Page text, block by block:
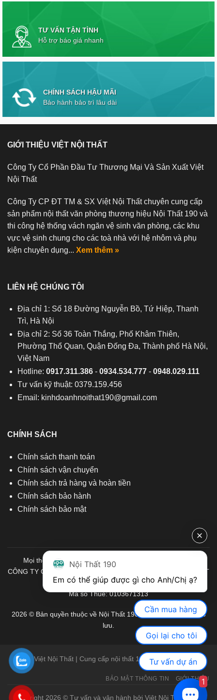
TƯ VẤN TẬN TÌNH
Hỗ trợ báo giá nhanh
CHÍNH SÁCH HẬU MÃI
Bảo hành bảo trì lâu dài
GIỚI THIỆU VIỆT NỘI THẤT
Công Ty Cổ Phần Đầu Tư Thương Mại Và Sản Xuất Việt
Nội Thất
Công Ty CP ĐT TM & SX Việt Nội Thất chuyên cung cấp
sản phẩm nội thất văn phòng thương hiệu Nội Thất 190 và
thi công hệ thống vách ngăn vệ sinh văn phòng, các khu
vực vệ sinh chung cho các toà nhà với hệ nhôm và phụ
kiện chuyên dụng... Xem thêm »
LIÊN HỆ CHÚNG TÔI
Địa chỉ 1: Số 18 Đường Nguyễn Bồ, Tứ Hiệp, Thanh
Trì, Hà Nội
Địa chỉ 2: Số 36 Toàn Thắng, Phố Khâm Thiên,
Phường Thổ Quan, Quận Đống Đa, Thành phố Hà Nội,
Việt Nam
Hotline: 0917.311.386- 0934.534.777- 0948.029.111
Tư vấn kỹ thuật: 0379.159.456
Email: kinhdoanhnoithat190@gmail.com
CHÍNH SÁCH
Chính sách thanh toán
Chính sách vận chuyển
Chính sách trả hàng và hoàn tiền
Chính sách bảo hành
Chính sách bảo mật
Mọi thông tin quý khách hàng vui lòng liên hệ chúng tôi:
CÔNG TY CỔ PHẦN ĐẦU TƯ THƯƠNG MẠI VÀ SẢN XUẤT VIỆT
NỘI THẤT
Mã số Thuế: 0103671313
2026 © Bản quyền thuộc về Nội Thất 190. Mọi quyền được bảo
lưu.
Việt Nội Thất | Cung cấp nội thất 190 chính hãng
BẢO MẬT THÔNG TIN GIỚI THIỆU
Copyright 2026 © Tư vấn và vận hành bởi Việt Nội Thất |Bàn
Nội Thất 190
Cần mua hàng
Gọi lại cho tôi
Tư vấn dự án
1